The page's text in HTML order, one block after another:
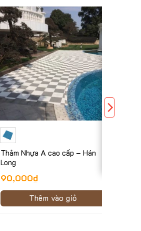
Thảm Nhựa A cao cấp – Hán
Long
90,000₫
Thêm vào giỏ